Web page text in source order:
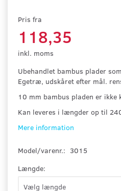
Pris fra
118,35
inkl. moms
Ubehandlet bambus plader
Egetræ, udskåret efter mål.
10 mm bambus pladen er ikke
Kan leveres i længder op til
Mere information
Model/varenr.: 3015
Længde: